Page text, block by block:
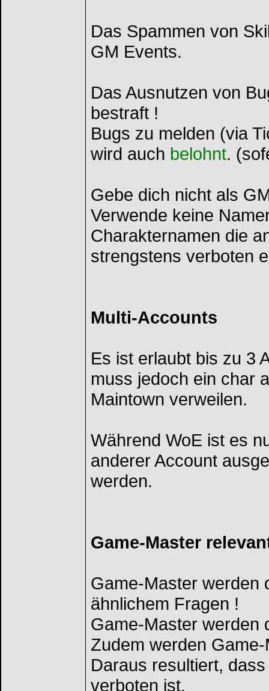
Das Spammen von
GM Events.
Das Ausnutzen von
bestraft !
Bugs zu melden (via
wird auch belohnt.
Gebe dich nicht als
Verwende keine
Charakternamen die
strengstens verboten
Multi-Accounts
Es ist erlaubt bis zu 3
muss jedoch ein char
Maintown verweilen.
Während WoE ist es
anderer Account
werden.
Game-Master
Game-Master werden
ähnlichem Fragen !
Game-Master werden
Zudem werden
Daraus resultiert,
verboten ist.